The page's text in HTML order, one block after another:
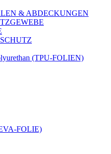
& ABDECKUNGEN
(TPU-FOLIEN)
FOLIE)